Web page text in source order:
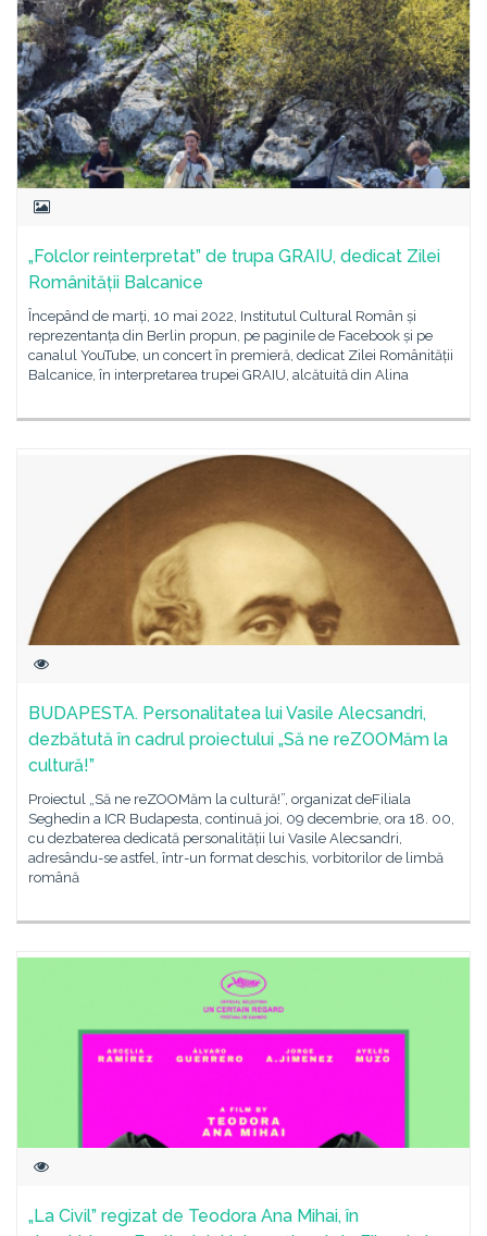
„Folclor reinterpretat” de trupa GRAIU, dedicat Zilei
Românității Balcanice
Începând de marți, 10 mai 2022, Institutul Cultural Român și
reprezentanța din Berlin propun, pe paginile de Facebook și pe
canalul YouTube, un concert în premieră, dedicat Zilei Românității
Balcanice, în interpretarea trupei GRAIU, alcătuită din Alina
BUDAPESTA. Personalitatea lui Vasile Alecsandri,
dezbătută în cadrul proiectului „Să ne reZOOMăm la
cultură!”
Proiectul „Să ne reZOOMăm la cultură!”, organizat deFiliala
Seghedin a ICR Budapesta, continuă joi, 09 decembrie, ora 18. 00,
cu dezbaterea dedicată personalității lui Vasile Alecsandri,
adresându-se astfel, într-un format deschis, vorbitorilor de limbă
română
„La Civil” regizat de Teodora Ana Mihai, în